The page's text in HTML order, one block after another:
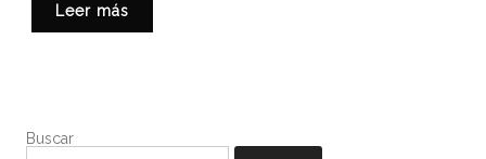
Leer más
Buscar